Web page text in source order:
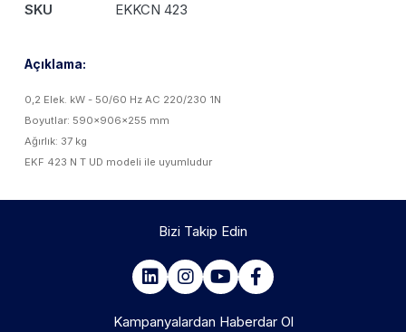
SKU
EKKCN 423
Açıklama:
0,2 Elek. kW - 50/60 Hz AC 220/230 1N
Boyutlar: 590x906x255 mm
Ağırlık: 37 kg
EKF 423 N T UD modeli ile uyumludur
Bizi Takip Edin
Kampanyalardan Haberdar Ol